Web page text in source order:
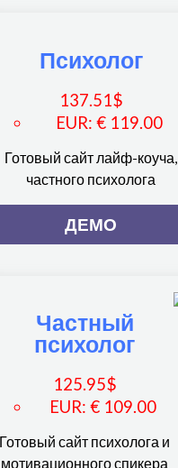
Психолог
137.51$
EUR: € 119.00
Готовый сайт лайф-коуча,
частного психолога
ДЕМО
Частный
психолог
125.95$
EUR: € 109.00
Готовый сайт психолога и
мотивационного спикера